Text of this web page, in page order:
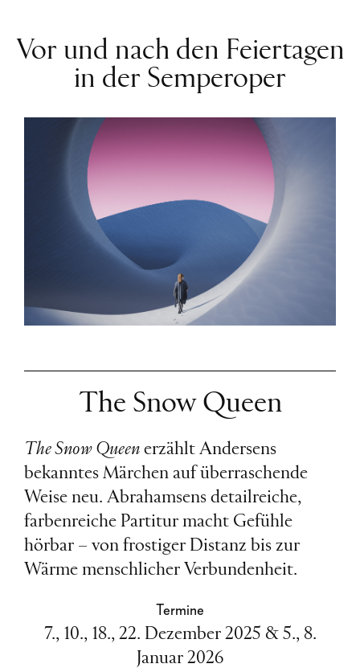
Vor und nach den Feiertagen
in der Semperoper
The Snow Queen
The Snow Queen erzählt Andersens
bekanntes Märchen auf überraschende
Weise neu. Abrahamsens detailreiche,
farbenreiche Partitur macht Gefühle
hörbar – von frostiger Distanz bis zur
Wärme menschlicher Verbundenheit.
Termine
7., 10., 18., 22. Dezember 2025 & 5., 8.
Januar 2026